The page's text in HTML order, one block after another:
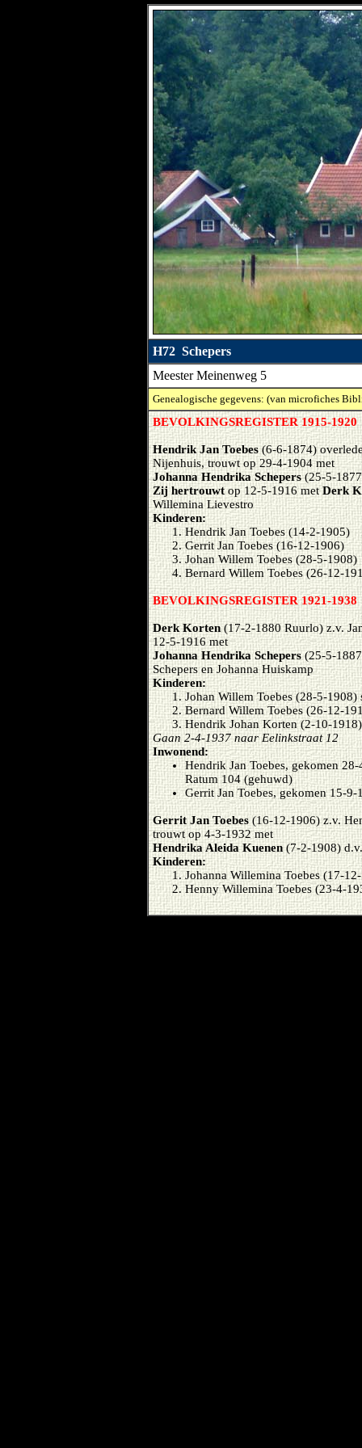
H72 Schepers
Meester Meinenweg 5
Genealogische gegevens: (van microfiches
BEVOLKINGSREGISTER 1915-1920
Hendrik Jan Toebes(6-6-1874)
Nijenhuis, trouwt op 29-4-1904 met
Johanna Hendrika Schepers(25-5-
Zij hertrouwtop 12-5-1916 metDerk
Willemina Lievestro
Kinderen:
Hendrik Jan Toebes (14-2-1905)
Gerrit Jan Toebes (16-12-1906)
Johan Willem Toebes (28-5-1908)
Bernard Willem Toebes (26-12-
BEVOLKINGSREGISTER 1921-1938
Derk Korten(17-2-1880 Ruurlo) z.v.
12-5-1916 met
Johanna Hendrika Schepers(25-5-
Schepers en Johanna Huiskamp
Kinderen:
Johan Willem Toebes (28-5-1908)
Bernard Willem Toebes (26-12-
Hendrik Johan Korten (2-10-1918)
Gaan 2-4-1937 naar Eelinkstraat 12
Inwonend:
Hendrik Jan Toebes, gekomen
Ratum 104 (gehuwd)
Gerrit Jan Toebes, gekomen 15-
Gerrit Jan Toebes(16-12-1906) z.v.
trouwt op 4-3-1932 met
Hendrika Aleida Kuenen (7-2-1908)
Kinderen:
Johanna Willemina Toebes (17-
Henny Willemina Toebes (23-4-